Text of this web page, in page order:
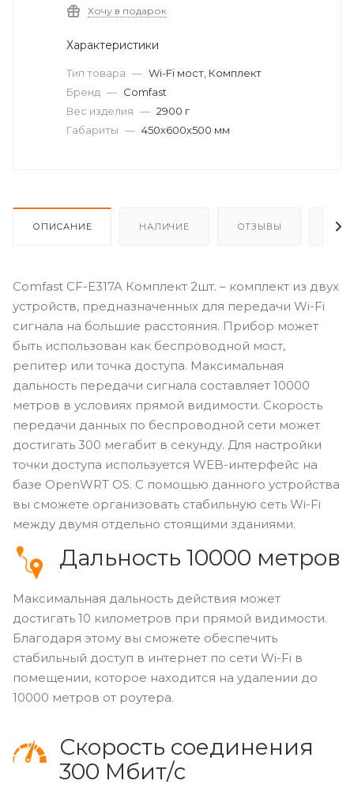
Хочу в подарок
Характеристики
Тип товара — Wi-Fi мост, Комплект
Бренд — Comfast
Вес изделия — 2900 г
Габариты — 450х600х500 мм
ОПИСАНИЕ НАЛИЧИЕ ОТЗЫВЫ
Comfast CF-E317A Комплект 2шт. – комплект из двух
устройств, предназначенных для передачи Wi-Fi
сигнала на большие расстояния. Прибор может
быть использован как беспроводной мост,
репитер или точка доступа. Максимальная
дальность передачи сигнала составляет 10000
метров в условиях прямой видимости. Скорость
передачи данных по беспроводной сети может
достигать 300 мегабит в секунду. Для настройки
точки доступа используется WEB-интерфейс на
базе OpenWRT OS. С помощью данного устройства
вы сможете организовать стабильную сеть Wi-Fi
между двумя отдельно стоящими зданиями.
Дальность 10000 метров
Максимальная дальность действия может
достигать 10 километров при прямой видимости.
Благодаря этому вы сможете обеспечить
стабильный доступ в интернет по сети Wi-Fi в
помещении, которое находится на удалении до
10000 метров от роутера.
Скорость соединения
300 Мбит/с